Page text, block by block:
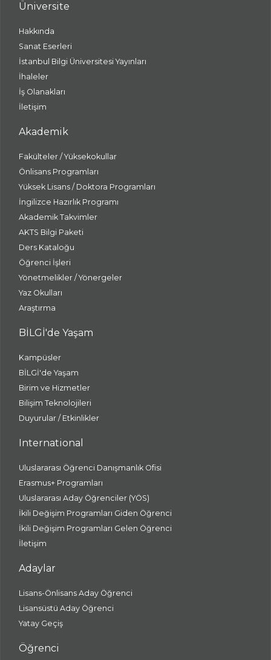
Üniversite
Hakkında
Sanat Eserleri
İstanbul Bilgi Üniversitesi Yayınları
İhaleler
İş Olanakları
İletişim
Akademik
Fakülteler / Yüksekokullar
Önlisans Programları
Yüksek Lisans / Doktora Programları
İngilizce Hazırlık Programı
Akademik Takvimler
AKTS Bilgi Paketi
Ders Kataloğu
Öğrenci İşleri
Yönetmelikler / Yönergeler
Yaz Okulları
Araştırma
BİLGİ'de Yaşam
Kampüsler
BİLGİ'de Yaşam
Birim ve Hizmetler
Bilişim Teknolojileri
Duyurular / Etkinlikler
International
Uluslararası Öğrenci Danışmanlık Ofisi
Erasmus+ Programları
Uluslararası Aday Öğrenciler (YÖS)
İkili Değişim Programları Giden Öğrenci
İkili Değişim Programları Gelen Öğrenci
İletişim
Adaylar
Lisans-Önlisans Aday Öğrenci
Lisansüstü Aday Öğrenci
Yatay Geçiş
Öğrenci